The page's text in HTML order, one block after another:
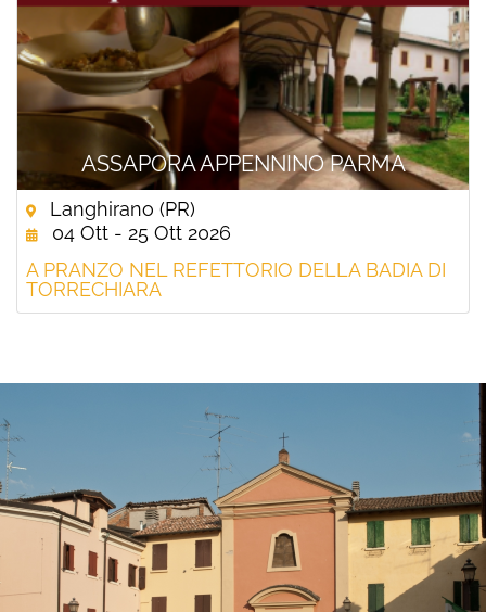
ASSAPORA APPENNINO PARMA
Langhirano (PR)
04 Ott - 25 Ott 2026
A PRANZO NEL REFETTORIO DELLA BADIA DI
TORRECHIARA